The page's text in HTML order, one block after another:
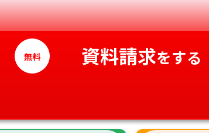
愛媛県
無料 資料請求をする